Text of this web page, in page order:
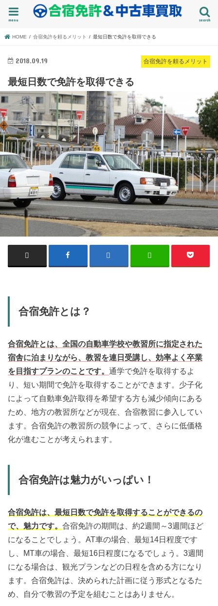
search
menu
HOME 合宿免許を頼るメリット 最短日数で免許を取得できる
合宿免許を頼るメリット
2018.09.19
最短日数で免許を取得できる
合宿免許とは？
合宿免許とは、全国の自動車学校や教習所に指定された
宿舎に泊まりながら、教習を連日受講し、効率よく卒業
を目指すプランのことです。通学で免許を取得するよ
り、短い期間で免許を取得することができます。少子化
によって自動車免許取得を希望する方も減少傾向にある
ため、地方の教習所などが現在、合宿教習に参入してい
ます。合宿免許の教習所の競争によって、さらに低価格
化が進むことが考えられます。
合宿免許は魅力がいっぱい！
合宿免許は、最短日数で免許を取得することができるの
で、魅力です。合宿免許の期間は、約2週間～3週間ほど
になることでしょう。AT車の場合、最短14日程度です
し、MT車の場合、最短16日程度になるでしょう。3週間
になる場合は、観光プランなどの日程を含める方になり
ます。合宿免許は、決められた計画に従う形式となるた
め、自分で教習の予定を組むことはありません。